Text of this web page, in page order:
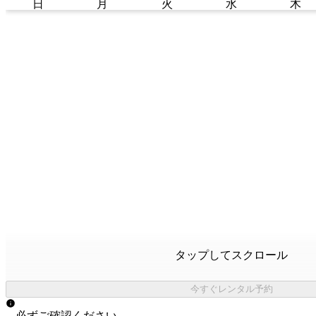
日 月 火 水 木
タップしてスクロール
今すぐレンタル予約